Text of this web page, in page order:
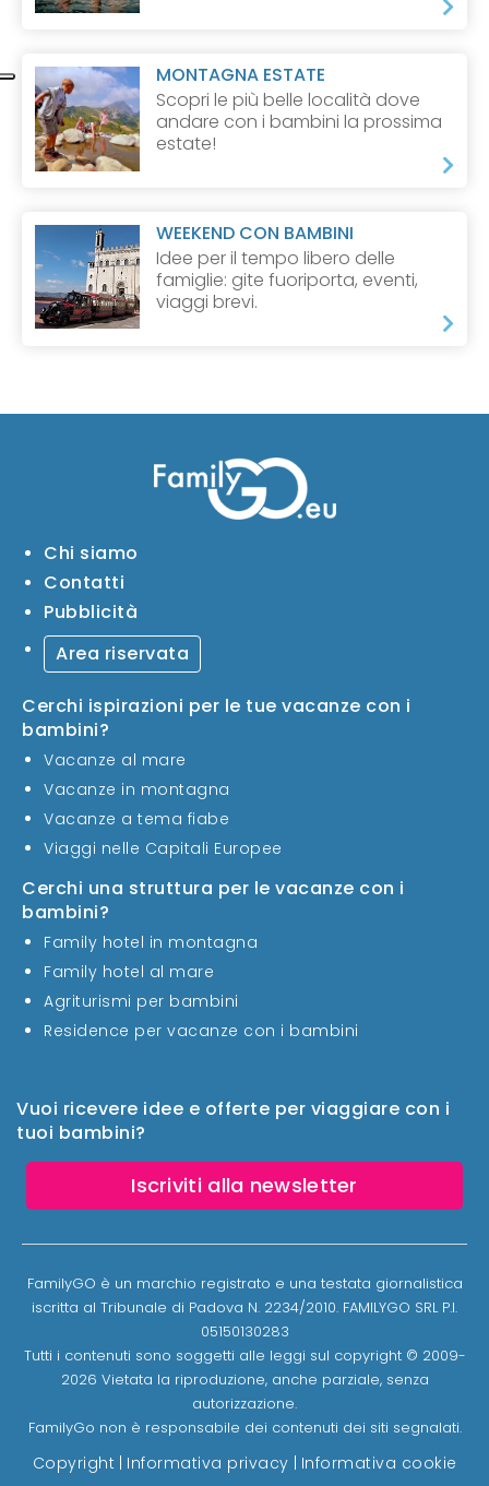
MONTAGNA ESTATE
Scopri le più belle località dove
andare con i bambini la prossima
estate!
WEEKEND CON BAMBINI
Idee per il tempo libero delle
famiglie: gite fuoriporta, eventi,
viaggi brevi.
Vuoi ricevere idee e offerte per viaggiare con i
tuoi bambini?
Iscriviti alla newsletter
Chi siamo
Contatti
Pubblicità
Area riservata
Cerchi ispirazioni per le tue vacanze con i
bambini?
Vacanze al mare
Vacanze in montagna
Vacanze a tema fiabe
Viaggi nelle Capitali Europee
Cerchi una struttura per le vacanze con i
bambini?
Family hotel in montagna
Family hotel al mare
Agriturismi per bambini
Residence per vacanze con i bambini
FamilyGO è un marchio registrato e una testata giornalistica
iscritta al Tribunale di Padova N. 2234/2010. FAMILYGO SRL P.I.
05150130283
Tutti i contenuti sono soggetti alle leggi sul copyright © 2009-
2026 Vietata la riproduzione, anche parziale, senza
autorizzazione.
FamilyGo non è responsabile dei contenuti dei siti segnalati.
Copyright | Informativa privacy | Informativa cookie